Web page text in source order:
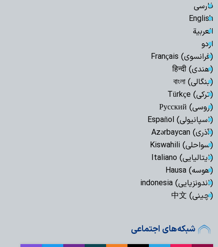
فارسی
English
العربیة
اردو
(فرانسوی) Français
(هندی) हिन्दी
(بنگالی) বাংলা
(ترکی) Türkçe
(روسی) Русский
(اسپانیولی) Español
(آذری) Azərbaycan
(سواحلی) Kiswahili
(ایتالیایی) Italiano
(هوسه) Hausa
(اندونزیایی) indonesia
(چینی) 中文
شبکه‌های اجتماعی